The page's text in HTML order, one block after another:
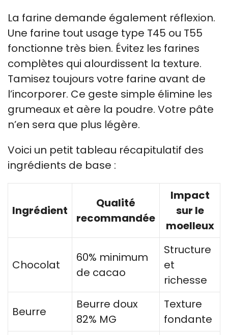
La farine demande également réflexion.
Une farine tout usage type T45 ou T55
fonctionne très bien. Évitez les farines
complètes qui alourdissent la texture.
Tamisez toujours votre farine avant de
l’incorporer. Ce geste simple élimine les
grumeaux et aère la poudre. Votre pâte
n’en sera que plus légère.
Voici un petit tableau récapitulatif des
ingrédients de base :
Ingrédient
Qualité
recommandée
Impact
sur le
moelleux
Chocolat
60% minimum
de cacao
Structure
et
richesse
Beurre
Beurre doux
82% MG
Texture
fondante